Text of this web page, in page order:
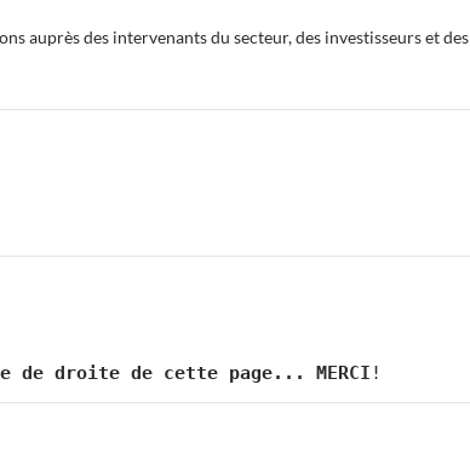
auprès des intervenants du secteur, des investisseurs et
droite de cette page... MERCI !